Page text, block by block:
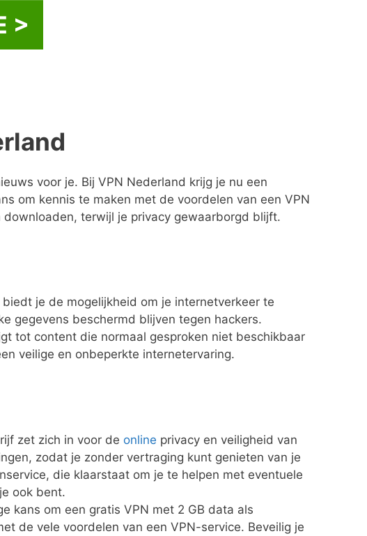
>
voor je. Bij VPN Nederland krijg je nu een
om kennis te maken met de voordelen van een VPN
terwijl je privacy gewaarborgd blijft.
je de mogelijkheid om je internetverkeer te
gegevens beschermd blijven tegen hackers.
tot content die normaal gesproken niet beschikbaar
veilige en onbeperkte internetervaring.
zet zich in voor de online privacy en veiligheid van
zodat je zonder vertraging kunt genieten van je
die klaarstaat om je te helpen met eventuele
ook bent.
kans om een gratis VPN met 2 GB data als
de vele voordelen van een VPN-service. Beveilig je